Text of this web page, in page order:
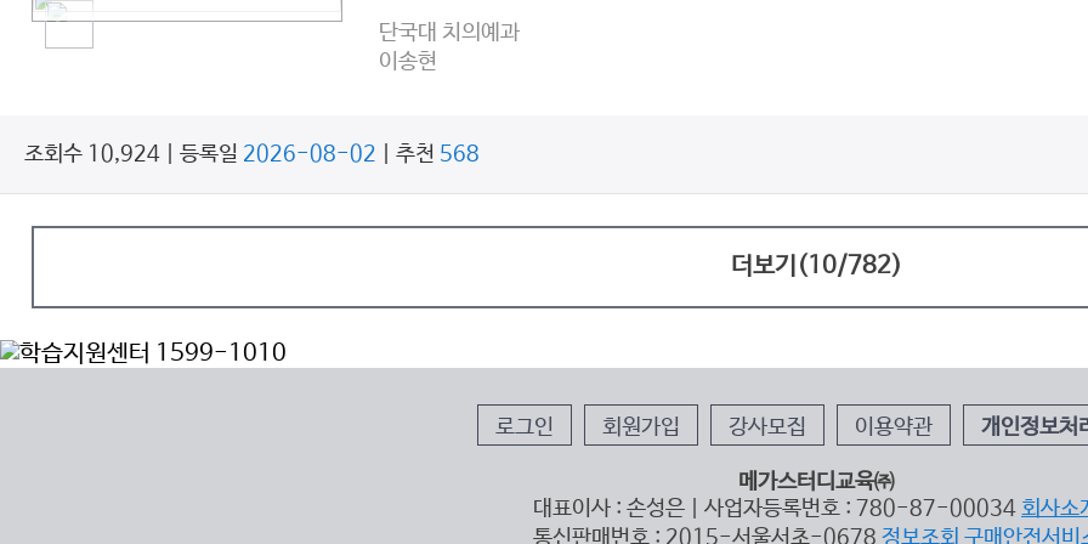
단국대 치의예과
이송현
조회수 10,924 | 등록일 2026-08-02 | 추천 568
더보기(10/782)
로그인 회원가입 강사모집 이용약관 개인정보처
메가스터디교육㈜
대표이사 : 손성은 | 사업자등록번호 : 780-87-00034 회사소
통신판매번호 : 2015-서울서초-0678 정보조회 구매안전서비